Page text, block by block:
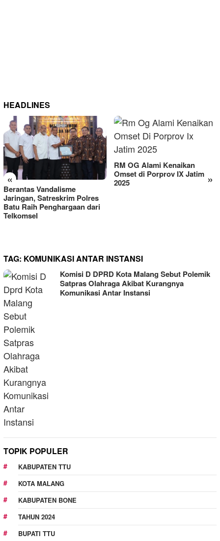
HEADLINES
« »
Berantas Vandalisme
Jaringan, Satreskrim Polres
Batu Raih Penghargaan dari
Telkomsel
RM OG Alami Kenaikan
Omset di Porprov IX Jatim
2025
TAG: KOMUNIKASI ANTAR INSTANSI
Komisi D DPRD Kota Malang Sebut Polemik
Satpras Olahraga Akibat Kurangnya
Komunikasi Antar Instansi
TOPIK POPULER
KABUPATEN TTU
KOTA MALANG
KABUPATEN BONE
TAHUN 2024
BUPATI TTU